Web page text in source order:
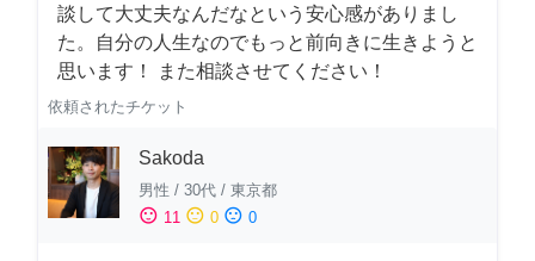
談して大丈夫なんだなという安心感がありまし
た。自分の人生なのでもっと前向きに生きようと
思います！ また相談させてください！
依頼されたチケット
Sakoda
男性 / 30代 / 東京都
sentiment_satisfied 11 sentiment_neutral 0 sentiment_dissatisfied 0